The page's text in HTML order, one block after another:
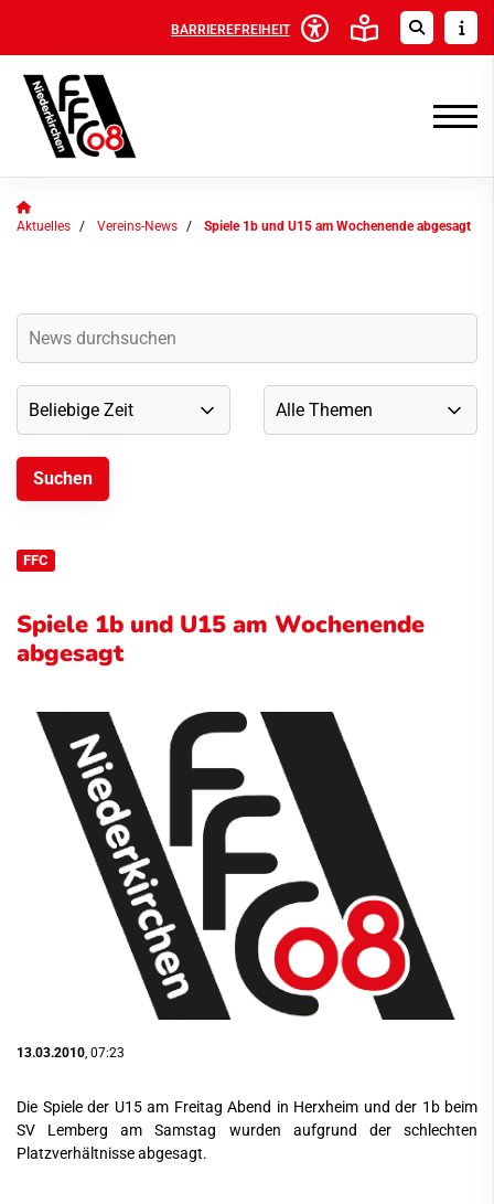
BARRIEREFREIHEIT
Aktuelles Vereins-News Spiele 1b und U15 am Wochenende abgesagt
FFC
Spiele 1b und U15 am Wochenende
abgesagt
13.03.2010 , 07:23
Die Spiele der U15 am Freitag Abend in Herxheim und der 1b beim
SV Lemberg am Samstag wurden aufgrund der schlechten
Platzverhältnisse abgesagt.